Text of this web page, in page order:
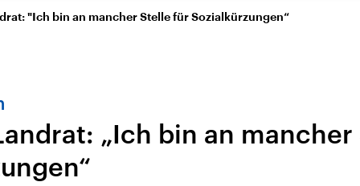
Beiträge,
"Ich bin an mancher Stelle für Sozialkürzungen“
„Ich bin an